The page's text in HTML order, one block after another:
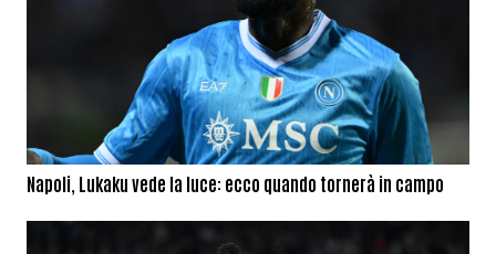
Napoli, Lukaku vede la luce: ecco quando tornerà in campo